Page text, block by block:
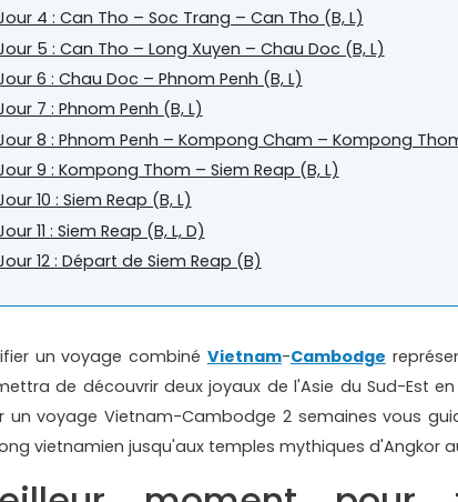
4 : Can Tho – Soc Trang – Can Tho (B, L)
5 : Can Tho – Long Xuyen – Chau Doc (B, L)
6 : Chau Doc – Phnom Penh (B, L)
7 : Phnom Penh (B, L)
8 : Phnom Penh – Kompong Cham – Kompong
9 : Kompong Thom – Siem Reap (B, L)
10 : Siem Reap (B, L)
11 : Siem Reap (B, L, D)
12 : Départ de Siem Reap (B)
un voyage combiné Vietnam-Cambodge
de découvrir deux joyaux de l'Asie du Sud-Est
un voyage Vietnam-Cambodge 2 semaines vous
vietnamien jusqu'aux temples mythiques d'Angkor